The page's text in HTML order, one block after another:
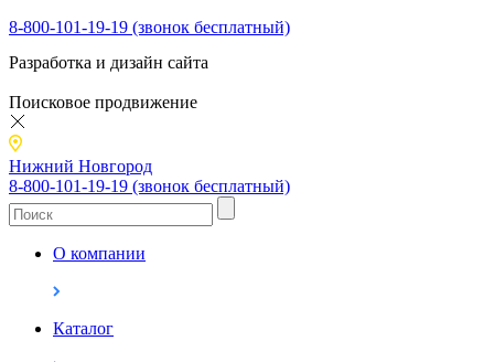
8-800-101-19-19 (звонок бесплатный)
Разработка и дизайн сайта
Поисковое продвижение
Нижний Новгород
8-800-101-19-19 (звонок бесплатный)
О компании
Каталог